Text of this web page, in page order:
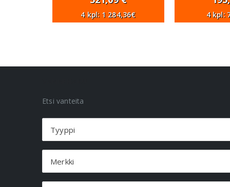
4 kpl: 1 284,36€ 4 kpl:
Etsi vanteita
Tyyppi
Merkki